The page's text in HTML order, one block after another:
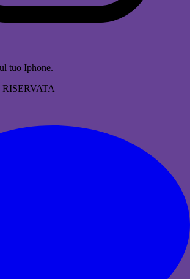
tuo Iphone.